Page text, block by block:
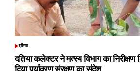
POSTED
दतिया
दतिया कलेक्टर ने मत्स्य विभाग का निरीक्षण